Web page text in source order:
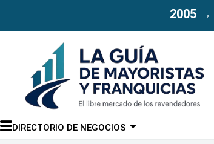
2005→
DIRECTORIO DE NEGOCIOS